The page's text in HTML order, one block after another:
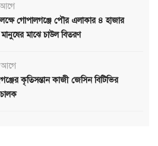
গোপালগঞ্জে পৌর এলাকার ৪ হাজার
মাঝে চাউল বিতরণ
আগে
কৃতিসন্তান কাজী জেসিন বিটিভির